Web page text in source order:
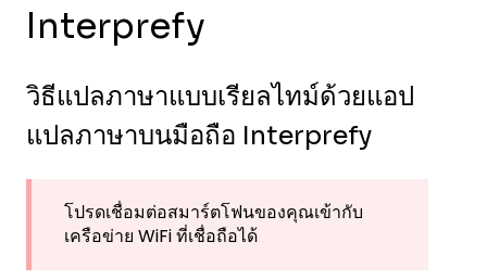
Interprefy
วิธีแปลภาษาแบบเรียลไทม์ด้วยแอป
แปลภาษาบนมือถือ Interprefy
โปรดเชื่อมต่อสมาร์ตโฟนของคุณเข้ากับ
เครือข่าย WiFi ที่เชื่อถือได้